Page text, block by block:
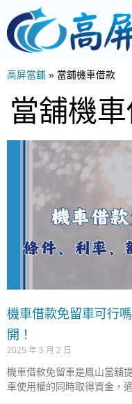
高屏當舖 » 當舖機車借款
當舖機
機車借款免留車可行
開！
2025 年 5 月 2 日
機車借款免留車是鳳山當舖
車使用權的同時取得資金，